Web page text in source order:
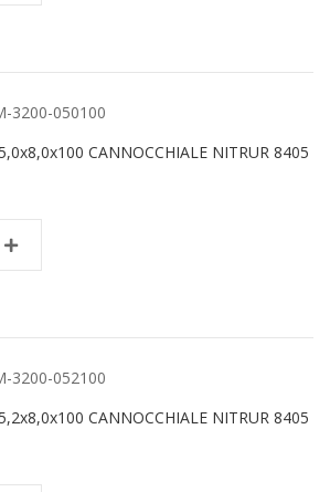
3200-050100
CANNOCCHIALE NITRUR 8405
3200-052100
CANNOCCHIALE NITRUR 8405